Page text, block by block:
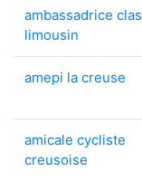
ambassadrice
limousin
amepi la creuse
amicale cycliste
creusoise